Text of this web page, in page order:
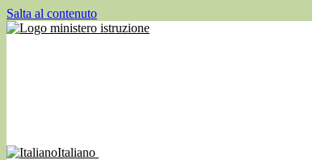
Salta al contenuto
Italiano